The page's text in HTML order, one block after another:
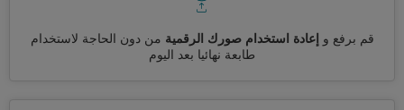
قم برفع و إعادة استخدام صورك الرقمية من دون الحاجة لاستخدام
طابعة نهائيا بعد اليوم